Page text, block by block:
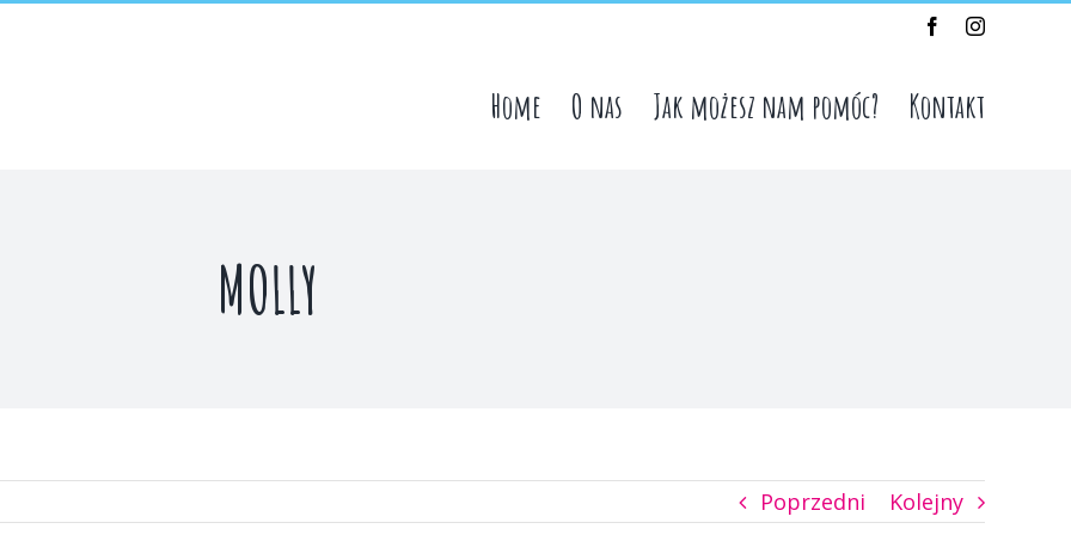
FacebookInstagram
Home O nas Jak możesz nam pomóc? Kontakt
MOLLY
Poprzedni Kolejny